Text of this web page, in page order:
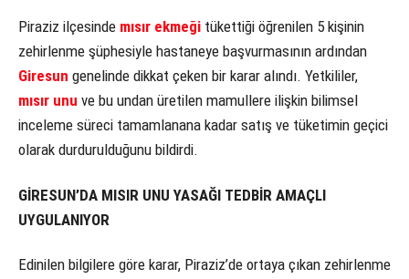
Piraziz ilçesinde mısır ekmeği tükettiği öğrenilen 5 kişinin
zehirlenme şüphesiyle hastaneye başvurmasının ardından
Giresun genelinde dikkat çeken bir karar alındı. Yetkililer,
mısır unu ve bu undan üretilen mamullere ilişkin bilimsel
inceleme süreci tamamlanana kadar satış ve tüketimin geçici
olarak durdurulduğunu bildirdi.
GİRESUN’DA MISIR UNU YASAĞI TEDBİR AMAÇLI
UYGULANIYOR
Edinilen bilgilere göre karar, Piraziz’de ortaya çıkan zehirlenme